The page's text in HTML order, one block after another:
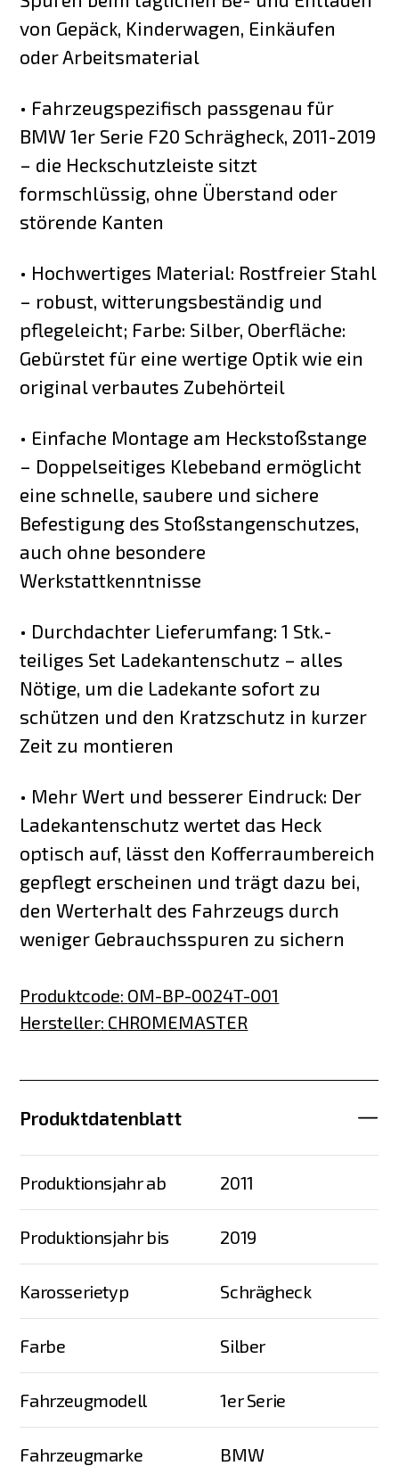
von Gepäck, Kinderwagen, Einkäufen
oder Arbeitsmaterial
• Fahrzeugspezifisch passgenau für
BMW 1er Serie F20 Schrägheck, 2011-2019
– die Heckschutzleiste sitzt
formschlüssig, ohne Überstand oder
störende Kanten
• Hochwertiges Material: Rostfreier Stahl
– robust, witterungsbeständig und
pflegeleicht; Farbe: Silber, Oberfläche:
Gebürstet für eine wertige Optik wie ein
original verbautes Zubehörteil
• Einfache Montage am Heckstoßstange
– Doppelseitiges Klebeband ermöglicht
eine schnelle, saubere und sichere
Befestigung des Stoßstangenschutzes,
auch ohne besondere
Werkstattkenntnisse
• Durchdachter Lieferumfang: 1 Stk.-
teiliges Set Ladekantenschutz – alles
Nötige, um die Ladekante sofort zu
schützen und den Kratzschutz in kurzer
Zeit zu montieren
• Mehr Wert und besserer Eindruck: Der
Ladekantenschutz wertet das Heck
optisch auf, lässt den Kofferraumbereich
gepflegt erscheinen und trägt dazu bei,
den Werterhalt des Fahrzeugs durch
weniger Gebrauchsspuren zu sichern
Produktcode: OM-BP-0024T-001
Hersteller: CHROMEMASTER
Produktdatenblatt
Produktionsjahr ab 2011
Produktionsjahr bis 2019
Karosserietyp Schrägheck
Farbe Silber
Fahrzeugmodell 1er Serie
Fahrzeugmarke BMW